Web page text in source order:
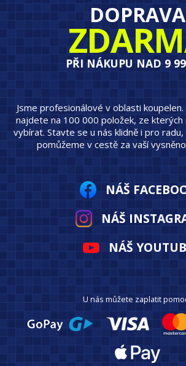
DOPRAVA
PŘI NÁKUPU NAD 9
Jsme profesionálové v oblasti
najdete na 100 000 položek, ze
vybírat. Stavte se u nás klidně i pro
pomůžeme v cestě za vaší
NÁŠ
NÁŠ
NÁŠ
U nás můžete zaplatit